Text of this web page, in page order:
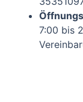
7:00 bis